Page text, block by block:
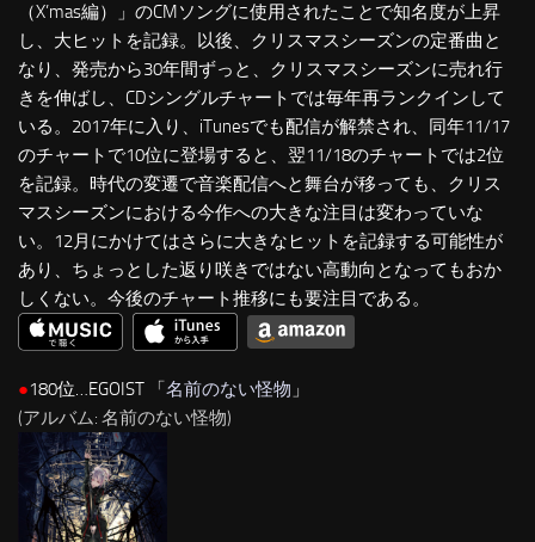
（X’mas編）」のCMソングに使用されたことで知名度が上昇
し、大ヒットを記録。以後、クリスマスシーズンの定番曲と
なり、発売から30年間ずっと、クリスマスシーズンに売れ行
きを伸ばし、CDシングルチャートでは毎年再ランクインして
いる。2017年に入り、iTunesでも配信が解禁され、同年11/17
のチャートで10位に登場すると、翌11/18のチャートでは2位
を記録。時代の変遷で音楽配信へと舞台が移っても、クリス
マスシーズンにおける今作への大きな注目は変わっていな
い。12月にかけてはさらに大きなヒットを記録する可能性が
あり、ちょっとした返り咲きではない高動向となってもおか
しくない。今後のチャート推移にも要注目である。
●180位…EGOIST 「名前のない怪物 」
(アルバム: 名前のない怪物)